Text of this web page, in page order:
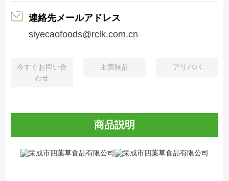
連絡先メールアドレス
siyecaofoods@rclk.com.cn
今すぐお問い合
わせ
主营制品 アリババ
商品説明